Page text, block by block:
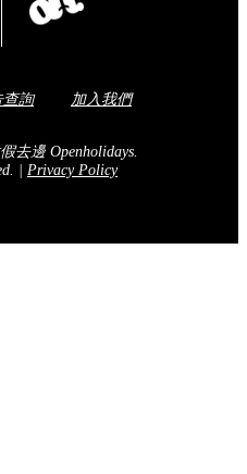
查詢 加入我們
去邊 Openholidays.
Privacy Policy